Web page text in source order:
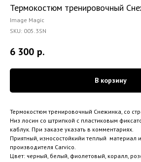
Термокостюм тренировочный
Image Magic
SKU: 005.3SN
6 300 р.
В корзину
Термокостюм тренировочный Снежинка, со
Низ лосин со штрипкой с пластиковым
каблук. При заказе указать в комментариях.
Приятный, износостойкийи теплый материал
производителя Carvico.
Цвет: черный, белый, фиолетовый, коралл,